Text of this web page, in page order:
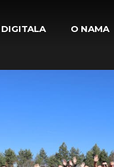
DIGITALA O NAMA